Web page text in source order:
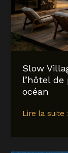
Slow
l’hôtel
océan
Slow
Lire la suite